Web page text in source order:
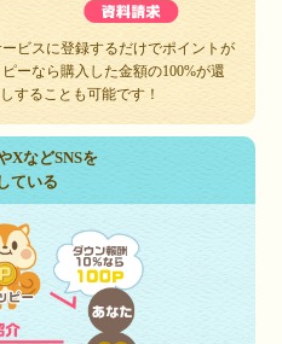
ビスに登録するだけでポイントが
ーなら購入した金額の100%が還
することも可能です！
XなどSNSを
ている